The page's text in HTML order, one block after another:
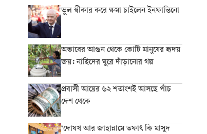
ভুল স্বীকার করে ক্ষমা চাইলেন ইনফান্তিনো
অভাবের আগুন থেকে কোটি মানুষের হৃদয়
জয়: নাহিদের ঘুরে দাঁড়ানোর গল্প
প্রবাসী আয়ের ৬২ শতাংশই আসছে পাঁচ
দেশ থেকে
‘দোযখ আর জাহান্নামে তফাৎ কি মাসুদ